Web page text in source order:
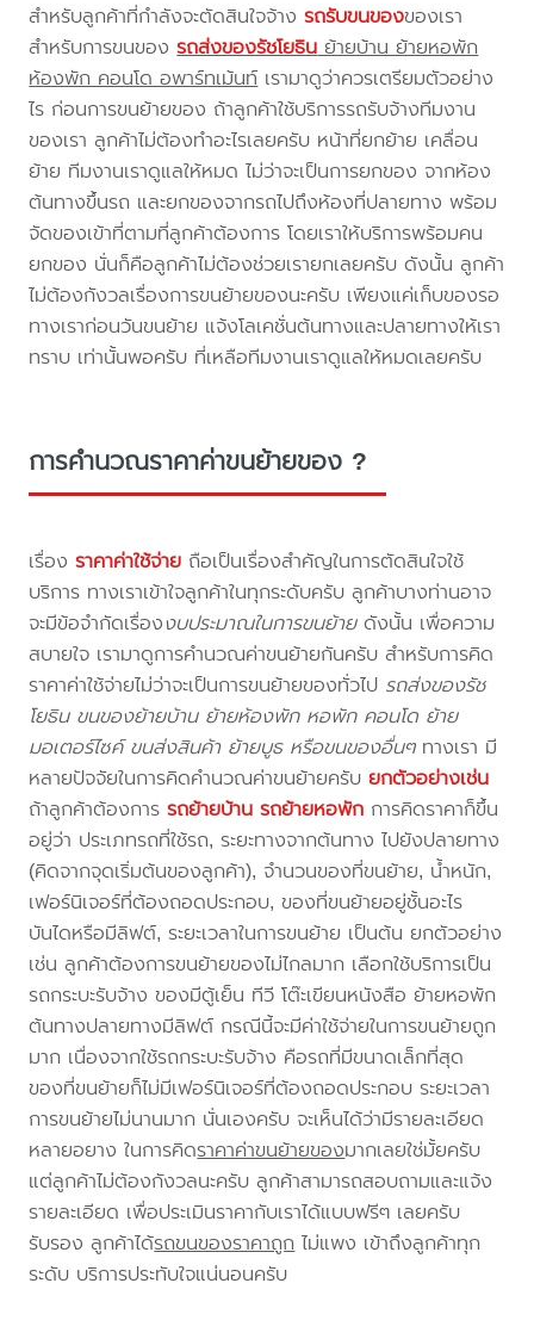
สำหรับลูกค้าที่กำลังจะตัดสินใจจ้างรถรับขนของของเรา
สำหรับการขนของรถส่งของรัชโยธินย้ายบ้าน ย้ายหอพัก
ห้องพัก คอนโด อพาร์ทเม้นท์เรามาดูว่าควรเตรียมตัวอย่าง
ไร ก่อนการขนย้ายของ ถ้าลูกค้าใช้บริการรถรับจ้างทีมงาน
ของเรา ลูกค้าไม่ต้องทำอะไรเลยครับ หน้าที่ยกย้าย เคลื่อน
ย้าย ทีมงานเราดูแลให้หมด ไม่ว่าจะเป็นการยกของ จากห้อง
ต้นทางขึ้นรถ และยกของจากรถไปถึงห้องที่ปลายทาง พร้อม
จัดของเข้าที่ตามที่ลูกค้าต้องการ โดยเราให้บริการพร้อมคน
ยกของ นั่นก็คือลูกค้าไม่ต้องช่วยเรายกเลยครับ ดังนั้น ลูกค้า
ไม่ต้องกังวลเรื่องการขนย้ายของนะครับ เพียงแค่เก็บของรอ
ทางเราก่อนวันขนย้าย แจ้งโลเคชั่นต้นทางและปลายทางให้เรา
ทราบ เท่านั้นพอครับ ที่เหลือทีมงานเราดูแลให้หมดเลยครับ
การคำนวณราคาค่าขนย้ายของ ?
เรื่องราคาค่าใช้จ่าย ถือเป็นเรื่องสำคัญในการตัดสินใจใช้
บริการ ทางเราเข้าใจลูกค้าในทุกระดับครับ ลูกค้าบางท่านอาจ
จะมีข้อจำกัดเรื่องงบประมาณในการขนย้ายดังนั้น เพื่อความ
สบายใจ เรามาดูการคำนวณค่าขนย้ายกันครับ สำหรับการคิด
ราคาค่าใช้จ่ายไม่ว่าจะเป็นการขนย้ายของทั่วไป รถส่งของรัช
โยธิน ขนของย้ายบ้าน ย้ายห้องพัก หอพัก คอนโด ย้าย
มอเตอร์ไซค์ ขนส่งสินค้า ย้ายบูธ หรือขนของอื่นๆทางเรา มี
หลายปัจจัยในการคิดคำนวณค่าขนย้ายครับยกตัวอย่างเช่น
ถ้าลูกค้าต้องการรถย้ายบ้าน รถย้ายหอพัก การคิดราคาก็ขึ้น
อยู่ว่า ประเภทรถที่ใช้รถ, ระยะทางจากต้นทาง ไปยังปลายทาง
(คิดจากจุดเริ่มต้นของลูกค้า), จำนวนของที่ขนย้าย, น้ำหนัก,
เฟอร์นิเจอร์ที่ต้องถอดประกอบ, ของที่ขนย้ายอยู่ชั้นอะไร
บันไดหรือมีลิฟต์, ระยะเวลาในการขนย้าย เป็นต้น ยกตัวอย่าง
เช่น ลูกค้าต้องการขนย้ายของไม่ไกลมาก เลือกใช้บริการเป็น
รถกระบะรับจ้าง ของมีตู้เย็น ทีวี โต๊ะเขียนหนังสือ ย้ายหอพัก
ต้นทางปลายทางมีลิฟต์ กรณีนี้จะมีค่าใช้จ่ายในการขนย้ายถูก
มาก เนื่องจากใช้รถกระบะรับจ้าง คือรถที่มีขนาดเล็กที่สุด
ของที่ขนย้ายก็ไม่มีเฟอร์นิเจอร์ที่ต้องถอดประกอบ ระยะเวลา
การขนย้ายไม่นานมาก นั่นเองครับ จะเห็นได้ว่ามีรายละเอียด
หลายอยาง ในการคิดราคาค่าขนย้ายของมากเลยใช่มั้ยครับ
แต่ลูกค้าไม่ต้องกังวลนะครับ ลูกค้าสามารถสอบถามและแจ้ง
รายละเอียด เพื่อประเมินราคากับเราได้แบบฟรีๆ เลยครับ
รับรอง ลูกค้าได้รถขนของราคาถูกไม่แพง เข้าถึงลูกค้าทุก
ระดับ บริการประทับใจแน่นอนครับ